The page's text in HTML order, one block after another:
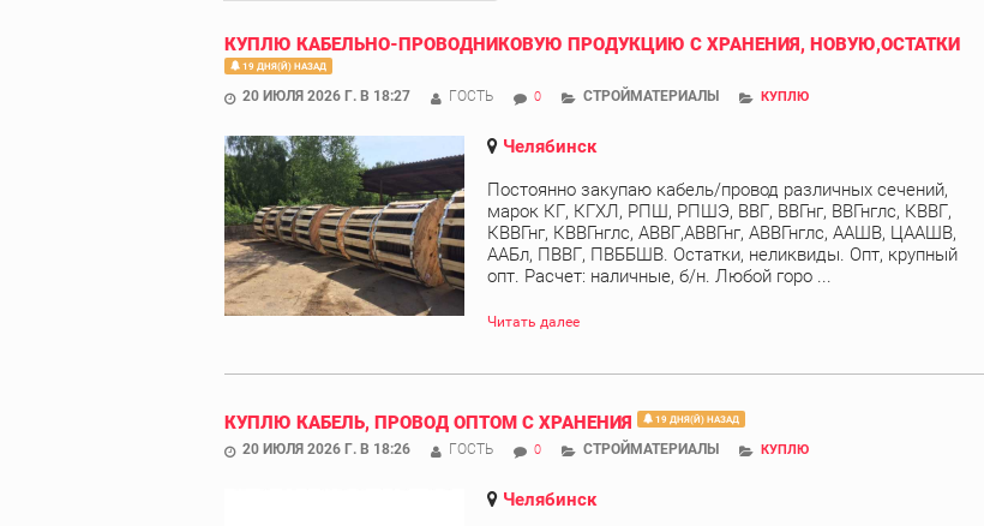
КУПЛЮ КАБЕЛЬНО-ПРОВОДНИКОВУЮ ПРОДУКЦИЮ С ХРАНЕНИЯ, НОВУЮ,ОСТАТКИ
19 ДНЯ(Й) НАЗАД
20 ИЮЛЯ 2026 Г. В 18:27 ГОСТЬ 0 СТРОЙМАТЕРИАЛЫ КУПЛЮ
Челябинск
Постоянно закупаю кабель/провод различных сечений,
марок КГ, КГХЛ, РПШ, РПШЭ, ВВГ, ВВГнг, ВВГнглс, КВВГ,
КВВГнг, КВВГнглс, АВВГ,АВВГнг, АВВГнглс, ААШВ, ЦААШВ,
ААБл, ПВВГ, ПВББШВ. Остатки, неликвиды. Опт, крупный
опт. Расчет: наличные, б/н. Любой горо ...
Читать далее
КУПЛЮ КАБЕЛЬ, ПРОВОД ОПТОМ С ХРАНЕНИЯ 19 ДНЯ(Й) НАЗАД
20 ИЮЛЯ 2026 Г. В 18:26 ГОСТЬ 0 СТРОЙМАТЕРИАЛЫ КУПЛЮ
Челябинск